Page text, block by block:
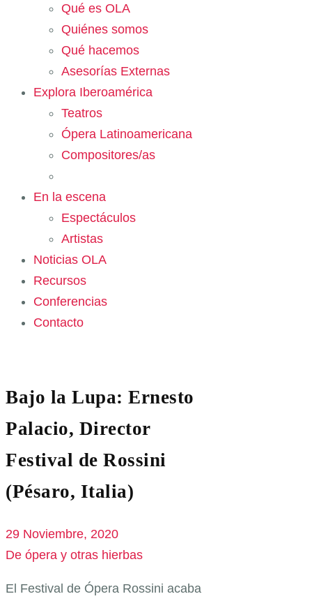
Qué es OLA
Quiénes somos
Qué hacemos
Asesorías Externas
Explora Iberoamérica
Teatros
Ópera Latinoamericana
Compositores/as
En la escena
Espectáculos
Artistas
Noticias OLA
Recursos
Conferencias
Contacto
Bajo la Lupa: Ernesto
Palacio, Director
Festival de Rossini
(Pésaro, Italia)
29 Noviembre, 2020
De ópera y otras hierbas
El Festival de Ópera Rossini acaba